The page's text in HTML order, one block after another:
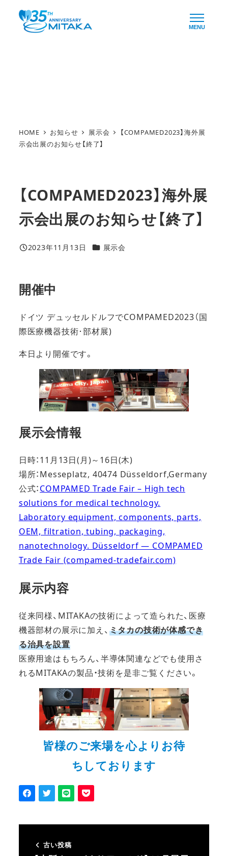
MENU
HOME お知らせ 展示会
【COMPAMED2023】海外展
示会出展のお知らせ【終了】
【COMPAMED2023】海外展
示会出展のお知らせ【終了】
投稿日
2023年11月13日 カテゴリー
展示会
開催中
ドイツ デュッセルドルフでCOMPAMED2023（国
際医療機器技術･部材展)
本日より開催です。
展示会情報
日時：11月13日(月)～16日(木)
場所：Messeplatz, 40474 Düsseldorf,Germany
公式：COMPAMED Trade Fair – High tech
solutions for medical technology.
Laboratory equipment, components, parts,
OEM, filtration, tubing, packaging,
nanotechnology. Düsseldorf — COMPAMED
Trade Fair (compamed-tradefair.com)
展示内容
従来同様、MITAKAの技術によって造られた、医療
機器部材の展示に加え、 ミタカの技術が体感でき
る治具を設置
医療用途はもちろん、半導体関連などでも使用さ
れるMITAKAの製品・技術を是非ご覧ください。
皆様のご来場を心よりお待
ちしております
古い投稿